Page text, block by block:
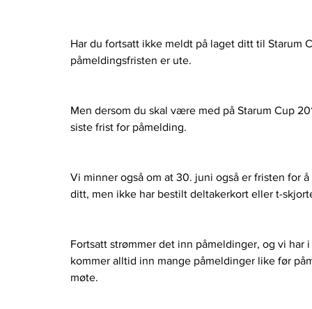
Har du fortsatt ikke meldt på laget ditt til Starum
påmeldingsfristen er ute.
Men dersom du skal være med på Starum Cup
siste frist for påmelding.
Vi minner også om at 30. juni også er fristen for
ditt, men ikke har bestilt deltakerkort eller t-
Fortsatt strømmer det inn påmeldinger, og vi
kommer alltid inn mange påmeldinger like før
møte.